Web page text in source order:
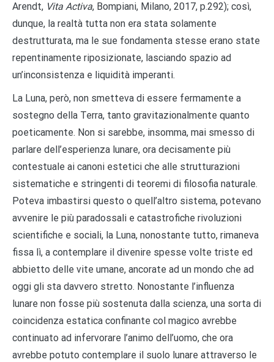
Arendt, Vita Activa, Bompiani, Milano, 2017, p.292); così,
dunque, la realtà tutta non era stata solamente
destrutturata, ma le sue fondamenta stesse erano state
repentinamente riposizionate, lasciando spazio ad
un’inconsistenza e liquidità imperanti.
La Luna, però, non smetteva di essere fermamente a
sostegno della Terra, tanto gravitazionalmente quanto
poeticamente. Non si sarebbe, insomma, mai smesso di
parlare dell’esperienza lunare, ora decisamente più
contestuale ai canoni estetici che alle strutturazioni
sistematiche e stringenti di teoremi di filosofia naturale.
Poteva imbastirsi questo o quell’altro sistema, potevano
avvenire le più paradossali e catastrofiche rivoluzioni
scientifiche e sociali, la Luna, nonostante tutto, rimaneva
fissa lì, a contemplare il divenire spesse volte triste ed
abbietto delle vite umane, ancorate ad un mondo che ad
oggi gli sta davvero stretto. Nonostante l’influenza
lunare non fosse più sostenuta dalla scienza, una sorta di
coincidenza estatica confinante col magico avrebbe
continuato ad infervorare l’animo dell’uomo, che ora
avrebbe potuto contemplare il suolo lunare attraverso le